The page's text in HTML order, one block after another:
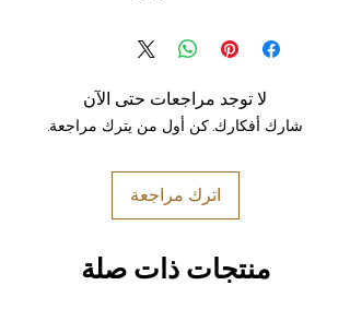
لا توجد مراجعات حتى الآن
شارك أفكارك. كن أول من يترك مراجعة.
اترك مراجعة
منتجات ذات صلة